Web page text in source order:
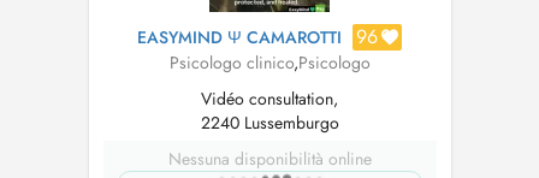
EASYMIND Ψ CAMAROTTI 96
Psicologo clinico,Psicologo
Vidéo consultation,
2240 Lussemburgo
Nessuna disponibilità online